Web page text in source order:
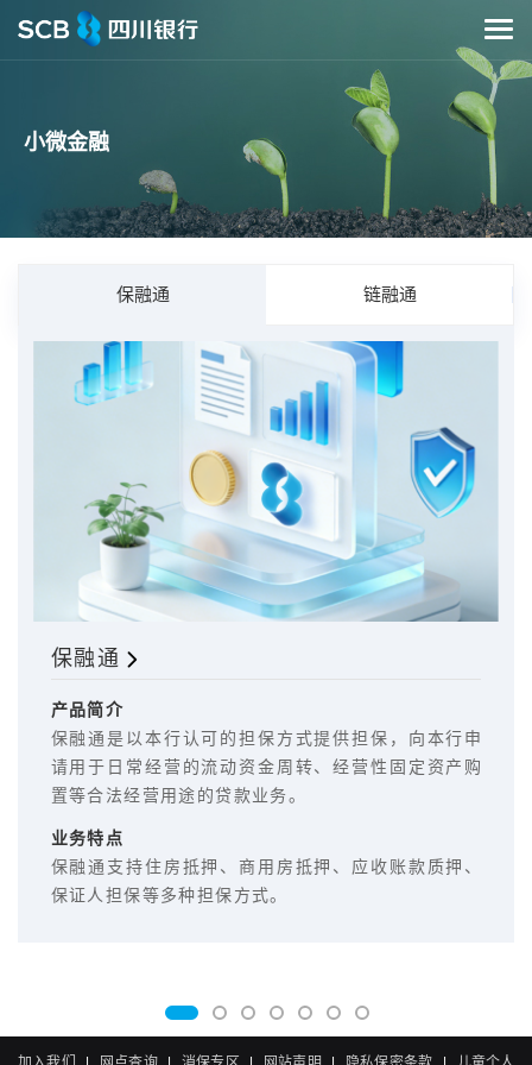
小微金融
保融通 链融通
保融通
产品简介
保融通是以本行认可的担保方式提供担保，向本行申
请用于日常经营的流动资金周转、经营性固定资产购
置等合法经营用途的贷款业务。
业务特点
保融通支持住房抵押、商用房抵押、应收账款质押、
保证人担保等多种担保方式。